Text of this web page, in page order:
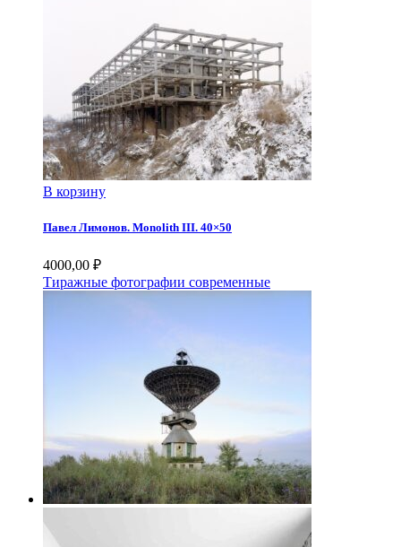
В корзину
Павел Лимонов. Monolith III. 40×50
4000,00 ₽
Тиражные фотографии современные